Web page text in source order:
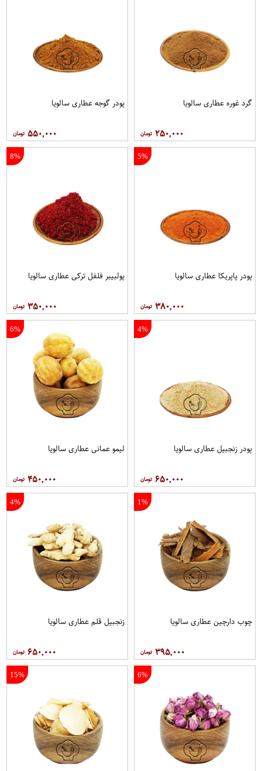
گرد غوره عطاری سالویا
۲۵۰,۰۰۰
پودر گوجه عطاری سالویا
۵۵۰,۰۰۰
5%
پودر پاپریکا عطاری سالویا
۳۸۰,۰۰۰
8%
پولبیبر فلفل ترکی عطاری سالویا
۳۵۰,۰۰۰
4%
پودر زنجبیل عطاری سالویا
۶۵۰,۰۰۰
6%
لیمو عمانی عطاری سالویا
۴۵۰,۰۰۰
1%
چوب دارچین عطاری سالویا
۳۹۵,۰۰۰
4%
زنجبیل قلم عطاری سالویا
۶۵۰,۰۰۰
6%
15%